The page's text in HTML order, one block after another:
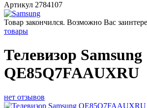
Артикул 2784107
Товар закончился. Возможно Вас
товары
Телевизор Samsung
QE85Q7FAAUXRU
нет отзывов